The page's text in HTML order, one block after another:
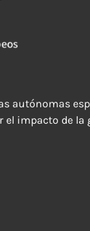
autónomas
el impacto de la